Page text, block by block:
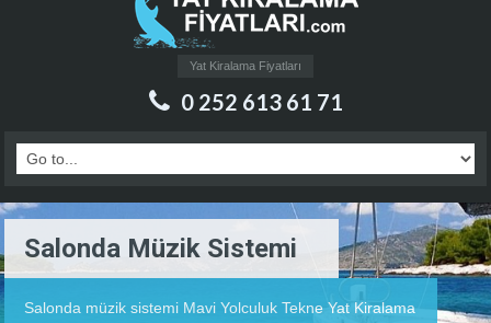
Yat Kiralama Fiyatları
0 252 613 61 71
Salonda Müzik Sistemi
Salonda müzik sistemi Mavi Yolculuk Tekne Yat Kiralama